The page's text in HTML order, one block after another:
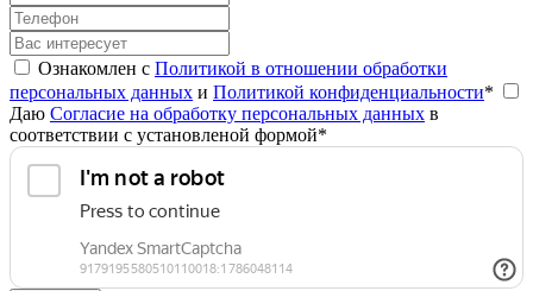
Ознакомлен с Политикой в отношении обработки
персональных данных и Политикой конфиденциальности*
Даю Согласие на обработку персональных данных в
соответствии с установленой формой*